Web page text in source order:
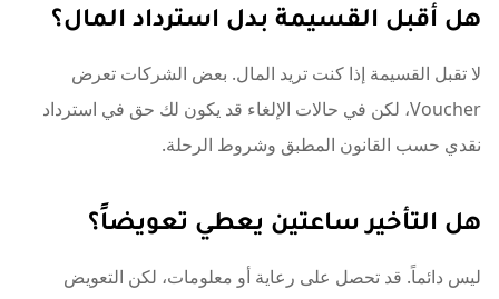
هل أقبل القسيمة بدل استرداد المال؟
لا تقبل القسيمة إذا كنت تريد المال. بعض الشركات تعرض
Voucher، لكن في حالات الإلغاء قد يكون لك حق في استرداد
نقدي حسب القانون المطبق وشروط الرحلة.
هل التأخير ساعتين يعطي تعويضاً؟
ليس دائماً. قد تحصل على رعاية أو معلومات، لكن التعويض